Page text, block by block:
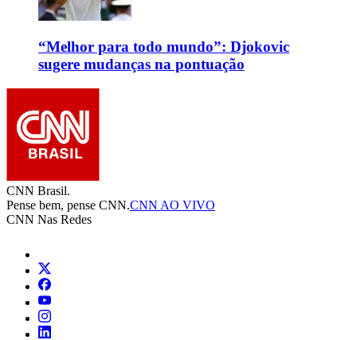
“Melhor para todo mundo”: Djokovic
sugere mudanças na pontuação
CNN Brasil.
Pense bem, pense CNN.CNN AO VIVO
CNN Nas Redes